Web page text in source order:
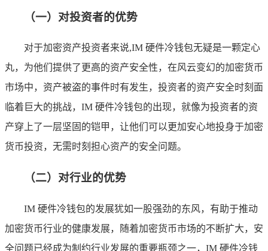
（一）对投资者的优势
对于加密资产投资者来说,IM 硬件冷钱包无疑是一颗定心
丸，为他们提供了更高的资产安全性，在风云变幻的加密货币
市场中，资产被盗的事件时有发生，投资者的资产安全时刻面
临着巨大的挑战，IM 硬件冷钱包的出现，就像为投资者的资
产穿上了一层坚固的铠甲，让他们可以更加安心地投身于加密
货币投资，无需时刻担心资产的安全问题。
（二）对行业的优势
IM 硬件冷钱包的发展犹如一股强劲的东风，有助于推动
加密货币行业的健康发展，随着加密货币市场的不断扩大，安
全问题已经成为制约行业发展的重要瓶颈之一，IM 硬件冷钱